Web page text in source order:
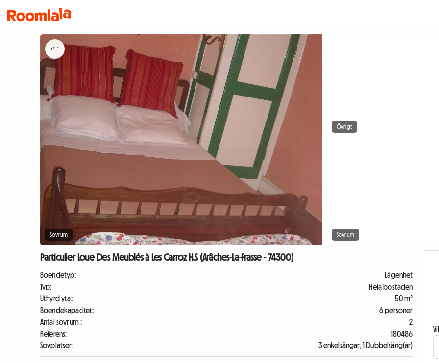
Sovrum
Övrigt
Sovrum
Particulier Loue Des Meublés à Les Carroz H.S (Arâches-La-Frasse - 74300)
Boendetyp:
Lägenhet
Typ:
Hela bostaden
Uthyrd yta:
50 m²
Boendekapacitet:
6 personer
Antal sovrum :
2
Referens:
180486
Sovplatser:
3 enkelsängar, 1 Dubbelsäng(ar)